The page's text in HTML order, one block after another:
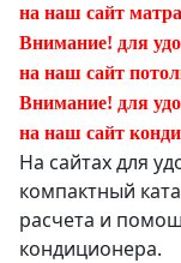
на наш сайт
Внимание! для
на наш сайт
Внимание! для
на наш сайт
На сайтах для
компактный
расчета и
кондиционера.